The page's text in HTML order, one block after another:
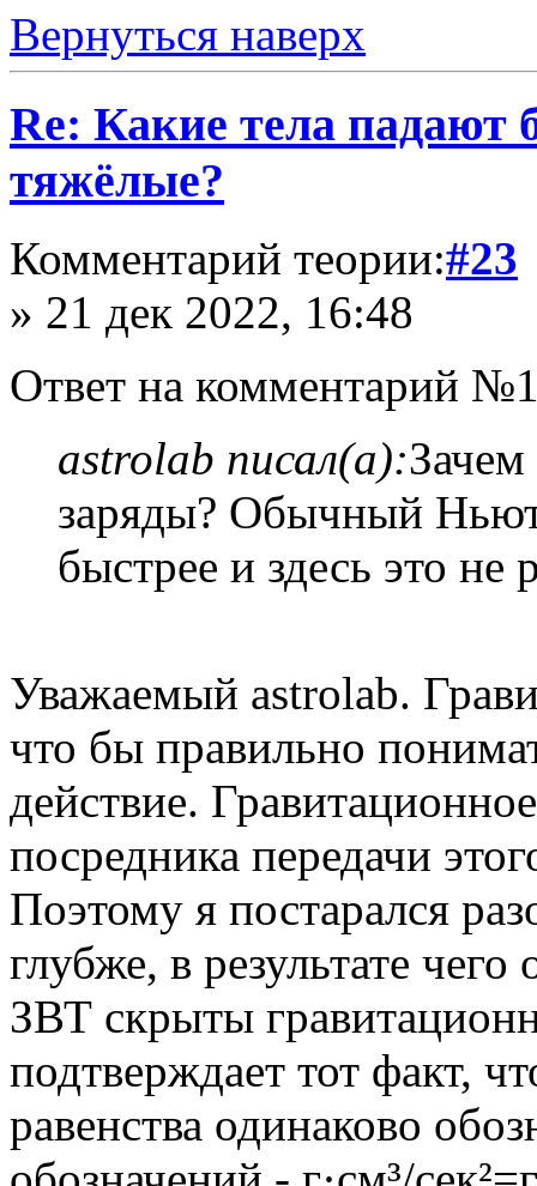
Вернуться наверх
Re: Какие тела падают
тяжёлые?
Комментарий теории:#23
» 21 дек 2022, 16:48
Ответ на комментарий
astrolab писал(а):
заряды? Обычный
быстрее и здесь это не
Уважаемый astrolab.
что бы правильно
действие.
посредника передачи
Поэтому я постарался
глубже, в результате
ЗВТ скрыты
подтверждает тот факт,
равенства одинаково